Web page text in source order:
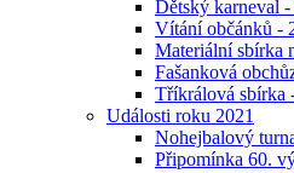
Dětský karneval
Vítání občánků -
Materiální sbírka
Fašanková
Tříkrálová sbírka
Události roku 2021
Nohejbalový
Připomínka 60.